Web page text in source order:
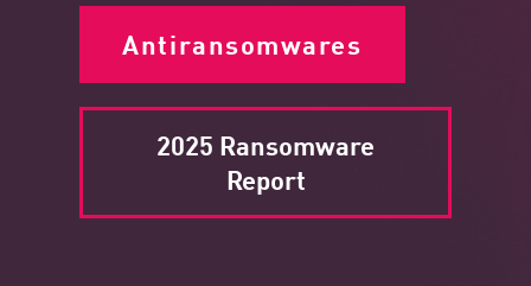
Antiransomwares
2025 Ransomware
Report